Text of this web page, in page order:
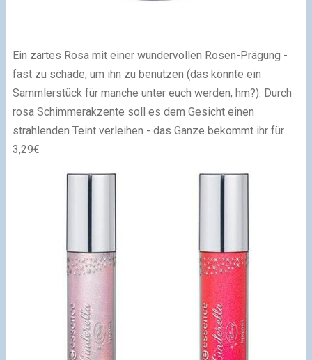
Ein zartes Rosa mit einer wundervollen Rosen-Prägung -
fast zu schade, um ihn zu benutzen (das könnte ein
Sammlerstück für manche unter euch werden, hm?). Durch
rosa Schimmerakzente soll es dem Gesicht einen
strahlenden Teint verleihen - das Ganze bekommt ihr für
3,29€